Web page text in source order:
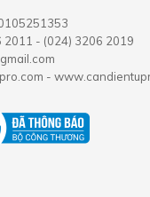
- (024) 3206 2019
-